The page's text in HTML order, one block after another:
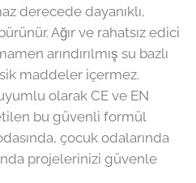
derecede dayanıklı,
Ağır ve rahatsız edici
arındırılmış su bazlı
maddeler içermez.
olarak CE ve EN
bu güvenli formül
çocuk odalarında
projelerinizi güvenle